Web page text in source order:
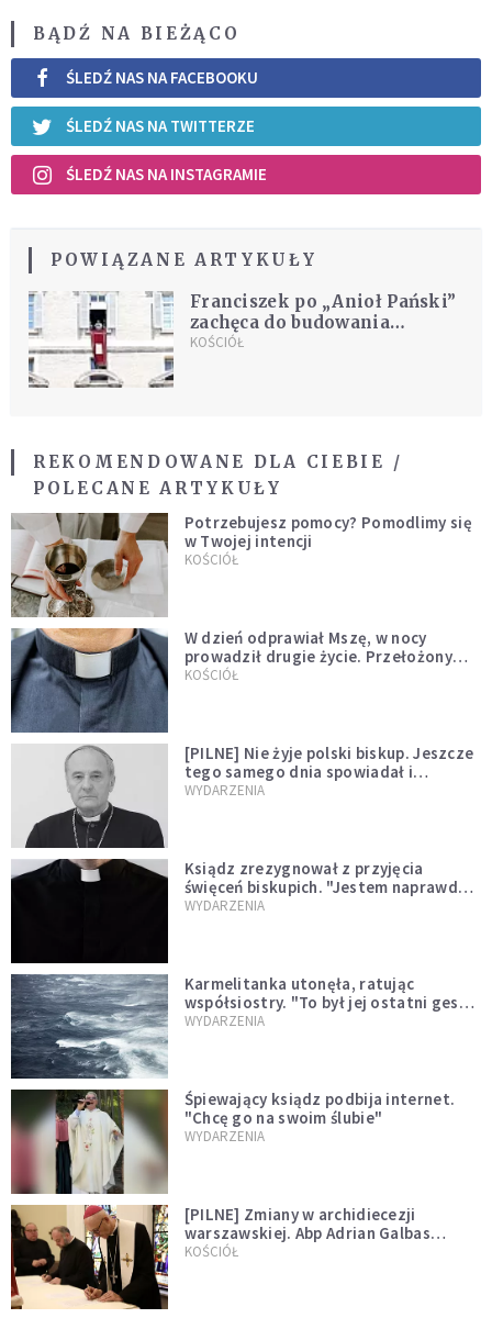
BĄDŹ NA BIEŻĄCO
ŚLEDŹ NAS NA FACEBOOKU
ŚLEDŹ NAS NA TWITTERZE
ŚLEDŹ NAS NA INSTAGRAMIE
POWIĄZANE ARTYKUŁY
Franciszek po „Anioł Pański”
zachęca do budowania
przymierza młodych i osób
KOŚCIÓŁ
REKOMENDOWANE DLA CIEBIE /
POLECANE ARTYKUŁY
Potrzebujesz pomocy? Pomodlimy się
w Twojej intencji
KOŚCIÓŁ
W dzień odprawiał Mszę, w nocy
prowadził drugie życie. Przełożony
kazał mu opuścić zakon
KOŚCIÓŁ
[PILNE] Nie żyje polski biskup. Jeszcze
tego samego dnia spowiadał i
sprawował Mszę świętą
WYDARZENIA
Ksiądz zrezygnował z przyjęcia
święceń biskupich. "Jestem naprawdę
niegodny"
WYDARZENIA
Karmelitanka utonęła, ratując
współsiostry. "To był jej ostatni gest
miłości"
WYDARZENIA
Śpiewający ksiądz podbija internet.
"Chcę go na swoim ślubie"
WYDARZENIA
[PILNE] Zmiany w archidiecezji
warszawskiej. Abp Adrian Galbas
wręczył dekrety nowym proboszczom
KOŚCIÓŁ